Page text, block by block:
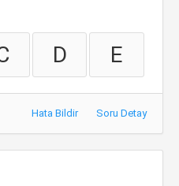
D E
Hata Bildir Soru Detay